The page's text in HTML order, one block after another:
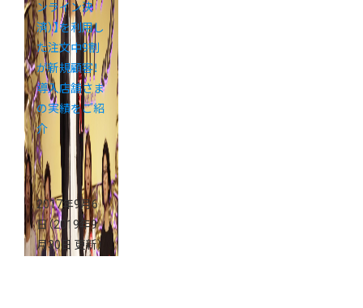
ンライン決
済）】を利用し
た注文中9割
が新規顧客！
導入店舗さま
の実績をご紹
介
2017年9月6
日（2019年9
月30日 更新）